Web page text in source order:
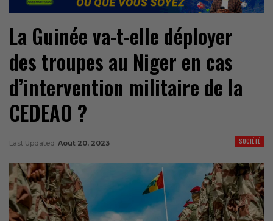
La Guinée va-t-elle déployer
des troupes au Niger en cas
d’intervention militaire de la
CEDEAO ?
SOCIÉTÉ
Last Updated Août 20, 2023